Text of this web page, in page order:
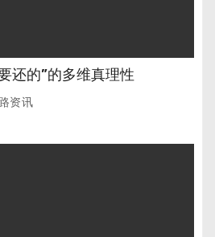
还的”的多维真理性
资讯